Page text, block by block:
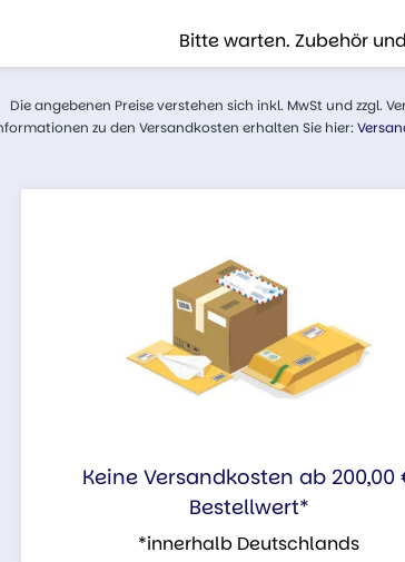
Bitte warten. Zubehör
Die angebenen Preise verstehen sich inkl. MwSt und zzgl.
zu den Versandkosten erhalten Sie hier:
Keine Versandkosten ab 200,00
Bestellwert*
*innerhalb Deutschlands